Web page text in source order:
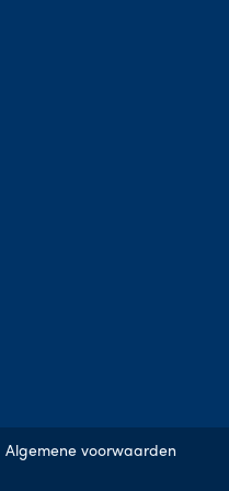
Algemene voorwaarden